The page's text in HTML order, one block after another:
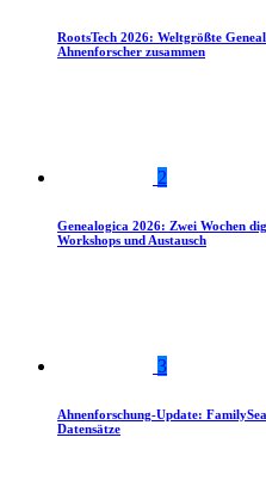
RootsTech 2026: Weltgrößte
Ahnenforscher zusammen
2
Genealogica 2026: Zwei Wochen
Workshops und Austausch
3
Ahnenforschung-Update:
Datensätze